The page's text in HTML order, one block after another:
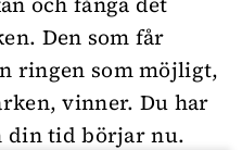
Den som får
ringen som möjligt,
vinner. Du har
din tid börjar nu.